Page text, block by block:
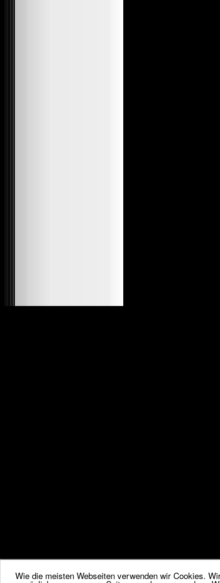
Wie die meisten Webseiten verwenden wir Cookies.